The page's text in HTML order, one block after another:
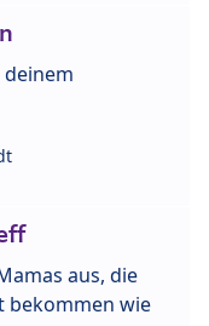
deinem
aus, die
bekommen wie